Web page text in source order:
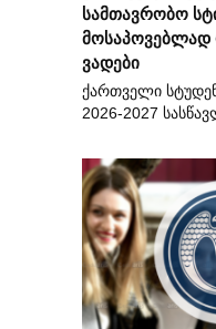
სამთავრობო
მოსაპოვებლად
ვადები
ქართველი
2026-2027